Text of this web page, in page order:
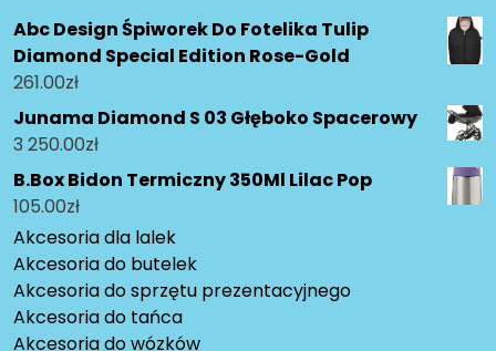
Abc Design Śpiworek Do Fotelika Tulip
Diamond Special Edition Rose-Gold
261.00zł
Junama Diamond S 03 Głęboko Spacerowy
3 250.00zł
B.Box Bidon Termiczny 350Ml Lilac Pop
105.00zł
Akcesoria dla lalek
Akcesoria do butelek
Akcesoria do sprzętu prezentacyjnego
Akcesoria do tańca
Akcesoria do wózków